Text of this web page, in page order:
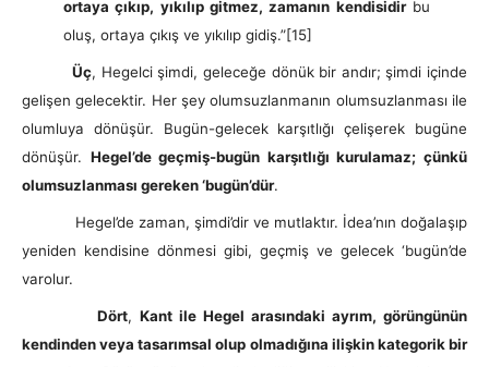
ortaya çıkıp, yıkılıp gitmez, zamanın kendisidirbu
oluş, ortaya çıkış ve yıkılıp gidiş.”[15]
Üç, Hegelci şimdi, geleceğe dönük bir andır; şimdi içinde
gelişen gelecektir. Her şey olumsuzlanmanın olumsuzlanması ile
olumluya dönüşür. Bugün-gelecek karşıtlığı çelişerek bugüne
dönüşür. Hegel’de geçmiş-bugün karşıtlığı kurulamaz; çünkü
olumsuzlanması gereken ‘bugün’dür.
Hegel’de zaman, şimdi’dir ve mutlaktır. İdea’nın doğalaşıp
yeniden kendisine dönmesi gibi, geçmiş ve gelecek ‘bugün’de
varolur.
Dört,Kant ile Hegel arasındaki ayrım, görüngünün
kendinden veya tasarımsal olup olmadığına ilişkin kategorik bir